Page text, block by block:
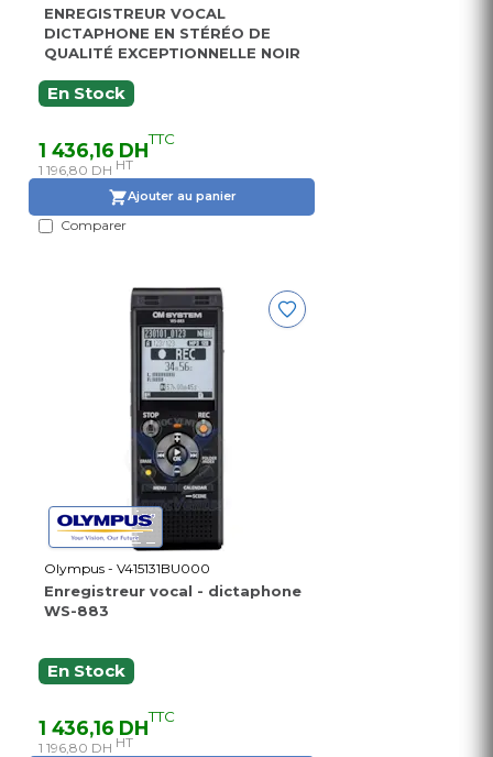
ENREGISTREUR VOCAL
DICTAPHONE EN STÉRÉO DE
QUALITÉ EXCEPTIONNELLE NOIR
En Stock
1 436,16 DHTTC
1 196,80 DH HT
Ajouter au panier
Comparer
Olympus - V415131BU000
Enregistreur vocal - dictaphone
WS-883
En Stock
1 436,16 DHTTC
1 196,80 DH HT